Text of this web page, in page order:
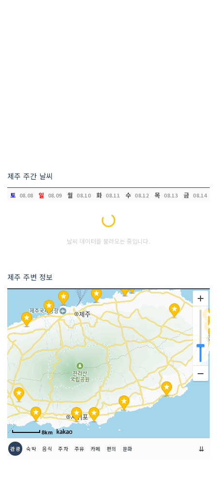
제주 주간 날씨
토 08.08 일 08.09 월 08.10 화 08.11 수 08.12 목 08.13 금 08.14
Loading...
날씨 데이터를 불러오는 중입니다.
제주 주변 정보
8km
관광 숙박 음식 주차 주유 카페 편의 문화 ⇊